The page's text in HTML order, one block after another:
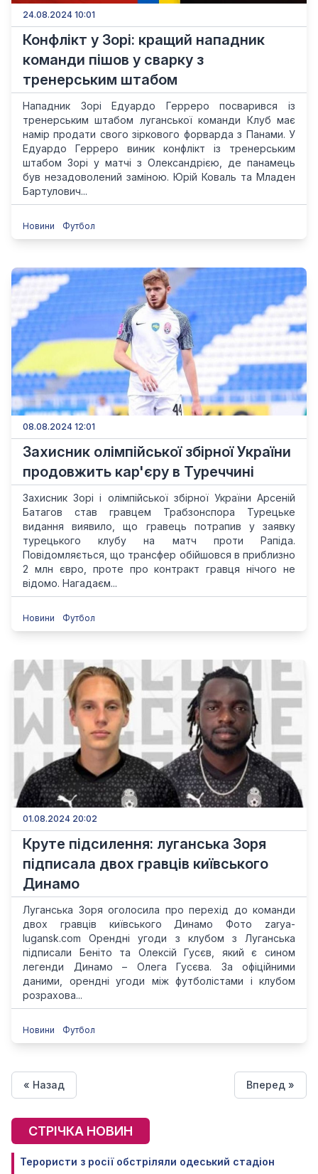
24.08.2024 10:01
Конфлікт у Зорі: кращий нападник
команди пішов у сварку з
тренерським штабом
Нападник Зорі Едуардо Герреро посварився із
тренерським штабом луганської команди Клуб має
намір продати свого зіркового форварда з Панами. У
Едуардо Герреро виник конфлікт із тренерським
штабом Зорі у матчі з Олександрією, де панамець
був незадоволений заміною. Юрій Коваль та Младен
Бартулович...
Новини Футбол
08.08.2024 12:01
Захисник олімпійської збірної України
продовжить кар'єру в Туреччині
Захисник Зорі і олімпійської збірної України Арсеній
Батагов став гравцем Трабзонспора Турецьке
видання виявило, що гравець потрапив у заявку
турецького клубу на матч проти Рапіда.
Повідомляється, що трансфер обійшовся в приблизно
2 млн євро, проте про контракт гравця нічого не
відомо. Нагадаєм...
Новини Футбол
01.08.2024 20:02
Круте підсилення: луганська Зоря
підписала двох гравців київського
Динамо
Луганська Зоря оголосила про перехід до команди
двох гравців київського Динамо Фото zarya-
lugansk.com Орендні угоди з клубом з Луганська
підписали Беніто та Олексій Гусєв, який є сином
легенди Динамо – Олега Гусєва. За офіційними
даними, орендні угоди між футболістами і клубом
розрахова...
Новини Футбол
« Назад Вперед »
СТРІЧКА НОВИН
Терористи з росії обстріляли одеський стадіон